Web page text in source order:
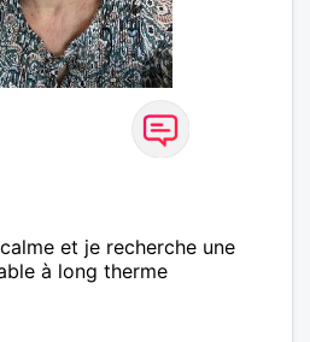
et je recherche une
à long therme